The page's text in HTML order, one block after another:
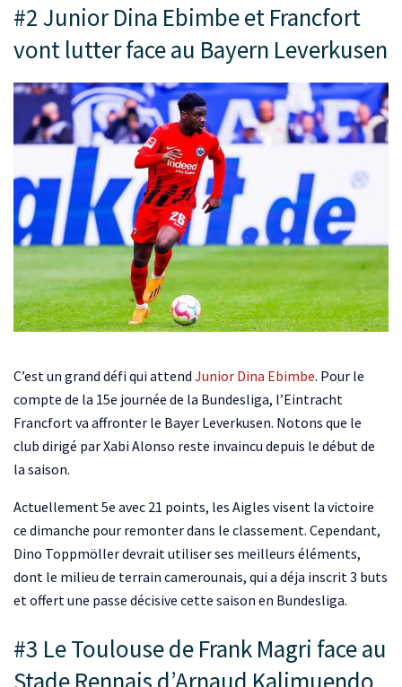
#2 Junior Dina Ebimbe et Francfort
vont lutter face au Bayern Leverkusen
C’est un grand défi qui attend Junior Dina Ebimbe. Pour le
compte de la 15e journée de la Bundesliga, l’Eintracht
Francfort va affronter le Bayer Leverkusen. Notons que le
club dirigé par Xabi Alonso reste invaincu depuis le début de
la saison.
Actuellement 5e avec 21 points, les Aigles visent la victoire
ce dimanche pour remonter dans le classement. Cependant,
Dino Toppmöller devrait utiliser ses meilleurs éléments,
dont le milieu de terrain camerounais, qui a déja inscrit 3 buts
et offert une passe décisive cette saison en Bundesliga.
#3 Le Toulouse de Frank Magri face au
Stade Rennais d’Arnaud Kalimuendo